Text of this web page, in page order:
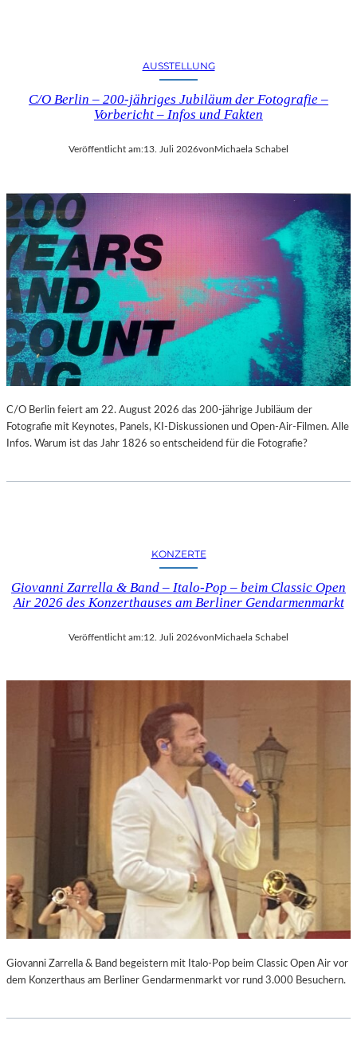
AUSSTELLUNG
C/O Berlin – 200-jähriges Jubiläum der Fotografie –
Vorbericht – Infos und Fakten
Veröffentlicht am:13. Juli 2026von Michaela Schabel
C/O Berlin feiert am 22. August 2026 das 200-jährige Jubiläum der
Fotografie mit Keynotes, Panels, KI-Diskussionen und Open-Air-Filmen. Alle
Infos. Warum ist das Jahr 1826 so entscheidend für die Fotografie?
KONZERTE
Giovanni Zarrella & Band – Italo-Pop – beim Classic Open
Air 2026 des Konzerthauses am Berliner Gendarmenmarkt
Veröffentlicht am:12. Juli 2026von Michaela Schabel
Giovanni Zarrella & Band begeistern mit Italo-Pop beim Classic Open Air vor
dem Konzerthaus am Berliner Gendarmenmarkt vor rund 3.000 Besuchern.